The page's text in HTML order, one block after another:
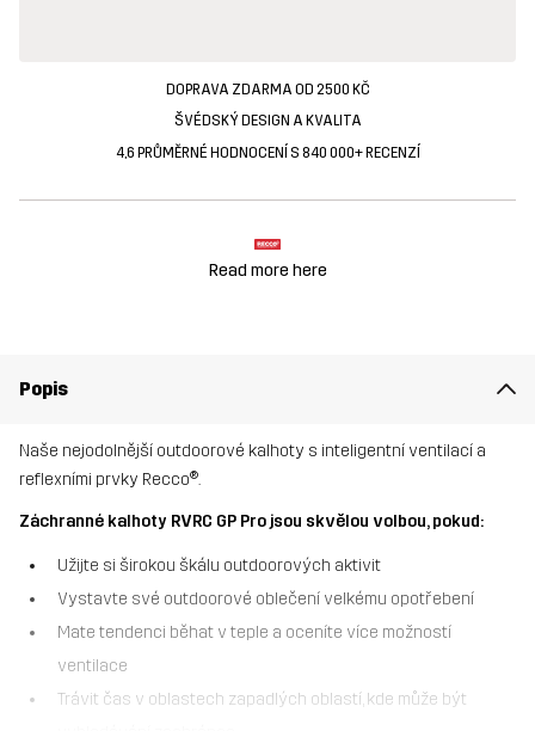
DOPRAVA ZDARMA OD 2500 KČ
ŠVÉDSKÝ DESIGN A KVALITA
4,6 PRŮMĚRNÉ HODNOCENÍ S 840 000+ RECENZÍ
Read more here
Popis
Naše nejodolnější outdoorové kalhoty s inteligentní ventilací a
reflexními prvky Recco®.
Záchranné kalhoty RVRC GP Pro jsou skvělou volbou, pokud:
Užijte si širokou škálu outdoorových aktivit
Vystavte své outdoorové oblečení velkému opotřebení
Mate tendenci běhat v teple a oceníte více možností
ventilace
Trávit čas v oblastech zapadlých oblastí, kde může být